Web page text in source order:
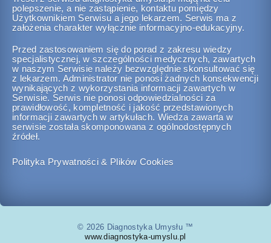
polepszenie, a nie zastąpienie, kontaktu pomiędzy
Użytkownikiem Serwisu a jego lekarzem. Serwis ma z
założenia charakter wyłącznie informacyjno-edukacyjny.
Przed zastosowaniem się do porad z zakresu wiedzy
specjalistycznej, w szczególności medycznych, zawartych
w naszym Serwisie należy bezwzględnie skonsultować się
z lekarzem. Administrator nie ponosi żadnych konsekwencji
wynikających z wykorzystania informacji zawartych w
Serwisie. Serwis nie ponosi odpowiedzialności za
prawidłowość, kompletność i jakość przedstawionych
informacji zawartych w artykułach. Wiedza zawarta w
serwisie została skomponowana z ogólnodostępnych
źródeł.
Polityka Prywatności & Plików Cookies
© 2026 Diagnostyka Umysłu ™
www.diagnostyka-umyslu.pl